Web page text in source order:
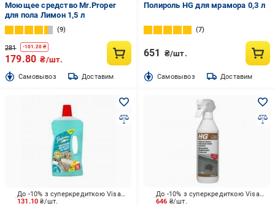
Моющее средство Mr.Proper
для пола Лимон 1,5 л
9
281 -101.20 ₴
179.80 ₴/шт.
Cамовывоз Доставим
Полироль HG для мрамора 0,3 л
7
651 ₴/шт.
Cамовывоз Доставим
131.10₴/шт.
До -10% з суперкредиткою Visa Вигода
646 ₴/шт.
До -10% з суперкредиткою Visa Вигода